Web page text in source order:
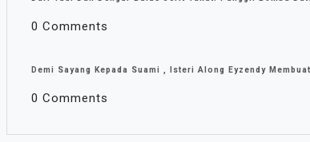
0 Comments
Demi Sayang Kepada Suami , Isteri Along Eyzendy
0 Comments